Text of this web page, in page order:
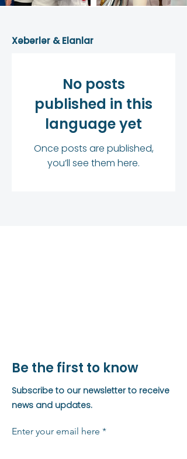
Xəbərlər & Elanlar
No posts
published in this
language yet
Once posts are published,
you’ll see them here.
Be the first to know
Subscribe to our newsletter to receive
news and updates.
Enter your email here